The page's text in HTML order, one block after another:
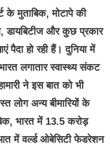
के मुताबिक, मोटापे की
डायबिटीज और कुछ प्रकार
पैदा हो रही हैं। दुनिया में
लगातार स्वास्थ्य संकट
ने इस बात को भी
लोग अन्य बीमारियों के
भारत में 13.5 करोड़
में वर्ल्ड ओबेसिटी फेडरेशन